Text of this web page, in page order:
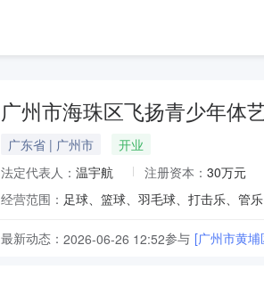
广州市海珠区飞扬青少年体
广东省 | 广州市
开业
法定代表人： 温宇航 注册资本： 30万元
经营范围： 足球、篮球、羽毛球、打击乐、管
最新动态： 2026-06-26 12:52参与 [广州市黄